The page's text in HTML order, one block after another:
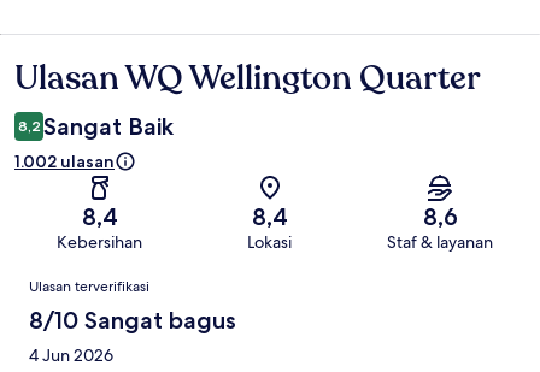
Ulasan
Ulasan WQ Wellington Quarter
8,2 Sangat Baik
1.002 ulasan
8,4
Kebersihan
8,4
Lokasi
8,6
Staf & layanan
Ulasan
Ulasan terverifikasi
8/10 Sangat bagus
4 Jun 2026